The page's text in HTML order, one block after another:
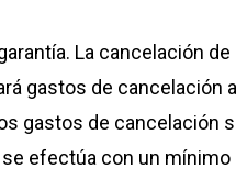
La cancelación
gastos de cancelación
gastos de cancelación
efectúa con un mínimo